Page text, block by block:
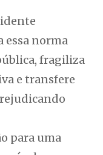
essa norma
fragiliza
e transfere
para uma